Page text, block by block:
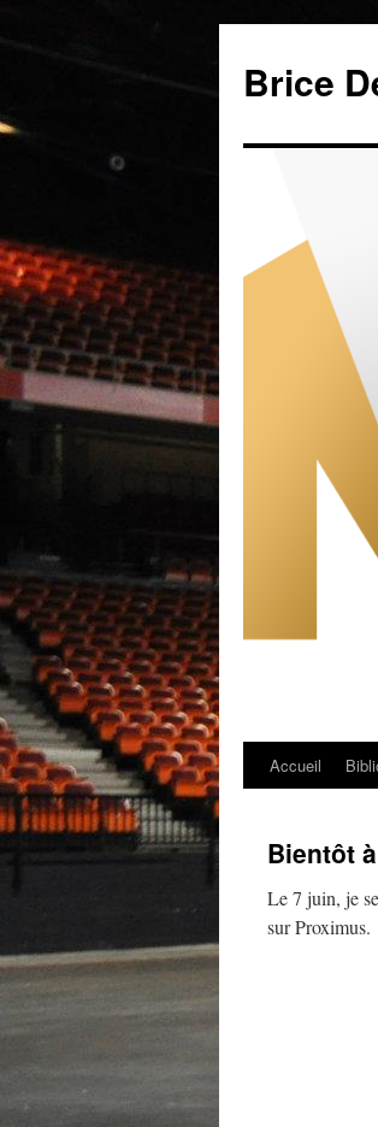
Brice
Aller
contenu
Accueil
Bientôt
Le 7 juin, je
sur Proximus.